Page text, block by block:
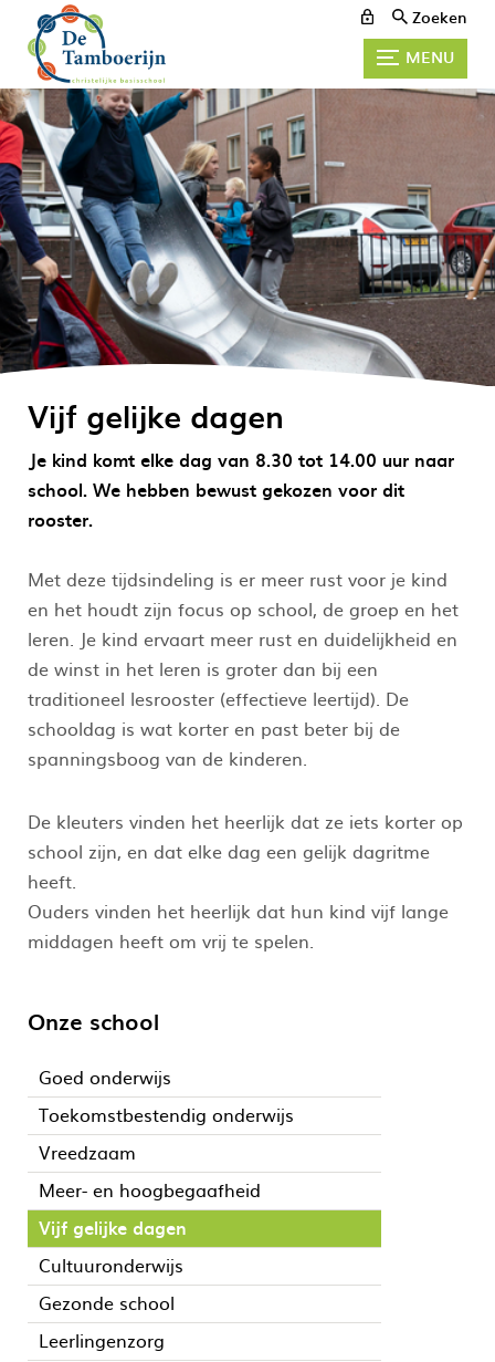
Zoeken
MENU
Vijf gelijke dagen
Je kind komt elke dag van 8.30 tot 14.00 uur naar
school. We hebben bewust gekozen voor dit
rooster.
Met deze tijdsindeling is er meer rust voor je kind
en het houdt zijn focus op school, de groep en het
leren. Je kind ervaart meer rust en duidelijkheid en
de winst in het leren is groter dan bij een
traditioneel lesrooster (effectieve leertijd). De
schooldag is wat korter en past beter bij de
spanningsboog van de kinderen.
De kleuters vinden het heerlijk dat ze iets korter op
school zijn, en dat elke dag een gelijk dagritme
heeft.
Ouders vinden het heerlijk dat hun kind vijf lange
middagen heeft om vrij te spelen.
Onze school
Goed onderwijs
Toekomstbestendig onderwijs
Vreedzaam
Meer- en hoogbegaafheid
Vijf gelijke dagen
Cultuuronderwijs
Gezonde school
Leerlingenzorg